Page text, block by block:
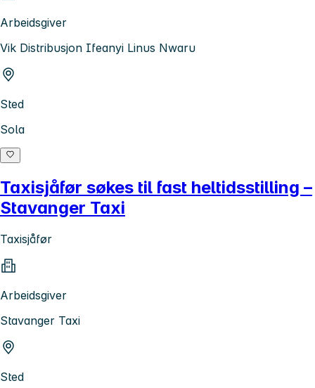
Arbeidsgiver
Vik Distribusjon Ifeanyi Linus Nwaru
Sted
Sola
Taxisjåfør søkes til fast heltidsstilling –
Stavanger Taxi
Taxisjåfør
Arbeidsgiver
Stavanger Taxi
Sted